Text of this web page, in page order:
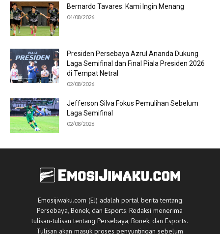
Bernardo Tavares: Kami Ingin Menang
04/08/2026
Presiden Persebaya Azrul Ananda Dukung
Laga Semifinal dan Final Piala Presiden 2026
di Tempat Netral
02/08/2026
Jefferson Silva Fokus Pemulihan Sebelum
Laga Semifinal
02/08/2026
Emosijiwaku.com (EJ) adalah portal berita tentang
Persebaya, Bonek, dan Esports. Redaksi menerima
tulisan-tulisan tentang Persebaya, Bonek, dan Esports.
Tulisan akan masuk proses penyuntingan sebelum